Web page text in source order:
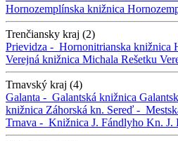
Hornozemplínska knižnica
Trenčiansky kraj (2)
Prievidza - Hornonitrianska knižnica
Verejná knižnica Michala Rešetku
Trnavský kraj (4)
Galanta - Galantská knižnica
knižnica Záhorská kn. Sereď -
Trnava - Knižnica J. Fándlyho Kn. J.